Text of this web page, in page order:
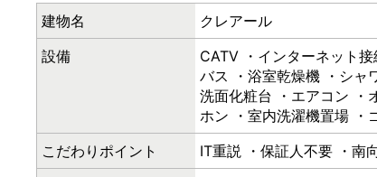
建物名
クレアール
設備
CATV ・インターネット
バス ・浴室乾燥機 ・シャ
洗面化粧台 ・エアコン ・
ホン ・室内洗濯機置場 ・
こだわりポイント
IT重説 ・保証人不要 ・南